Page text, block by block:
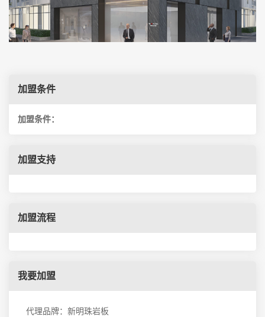
加盟条件
加盟条件：
加盟支持
加盟流程
我要加盟
代理品牌：新明珠岩板